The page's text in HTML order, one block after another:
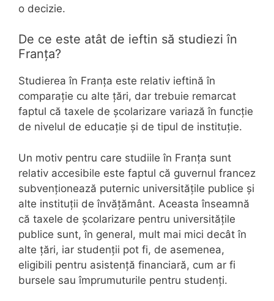
o decizie.
De ce este atât de ieftin să studiezi în
Franța?
Studierea în Franța este relativ ieftină în
comparație cu alte țări, dar trebuie remarcat
faptul că taxele de școlarizare variază în funcție
de nivelul de educație și de tipul de instituție.
Un motiv pentru care studiile în Franța sunt
relativ accesibile este faptul că guvernul francez
subvenționează puternic universitățile publice și
alte instituții de învățământ. Aceasta înseamnă
că taxele de școlarizare pentru universitățile
publice sunt, în general, mult mai mici decât în
alte țări, iar studenții pot fi, de asemenea,
eligibili pentru asistență financiară, cum ar fi
bursele sau împrumuturile pentru studenți.